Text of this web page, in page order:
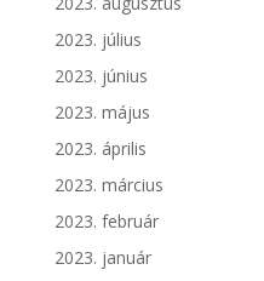
2023. július
2023. június
2023. május
2023. április
2023. március
2023. február
2023. január